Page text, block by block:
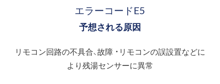
エラーコードE5
予想される原因
リモコン回路の不具合、故障 ・リモコンの誤設置などに
より残湯センサーに異常